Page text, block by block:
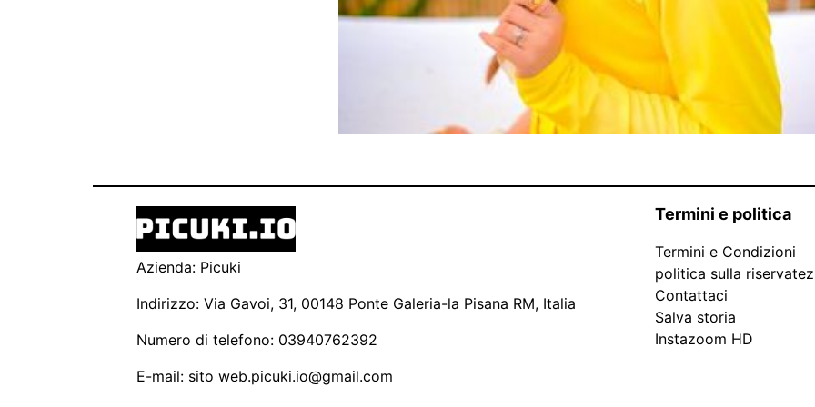
Azienda: Picuki
Indirizzo: Via Gavoi, 31, 00148 Ponte Galeria-la Pisana RM, Italia
Numero di telefono: 03940762392
E-mail: sito web.picuki.io@gmail.com
Termini e politica
Termini e Condizioni
politica sulla
Contattaci
Salva storia
Instazoom HD